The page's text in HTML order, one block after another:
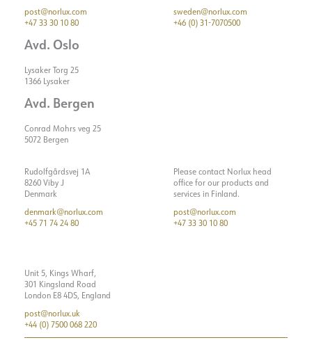
post@norlux.com
+47 33 30 10 80
Avd. Oslo
Lysaker Torg 25
1366 Lysaker
Avd. Bergen
Conrad Mohrs veg 25
5072 Bergen
sweden@norlux.com
+46 (0) 31-7070500
Rudolfgårdsvej 1A
8260 Viby J
Denmark
denmark@norlux.com
+45 71 74 24 80
Please contact Norlux head
office for our products and
services in Finland.
post@norlux.com
+47 33 30 10 80
Unit 5, Kings Wharf,
301 Kingsland Road
London E8 4DS, England
post@norlux.uk
+44 (0) 7500 068 220